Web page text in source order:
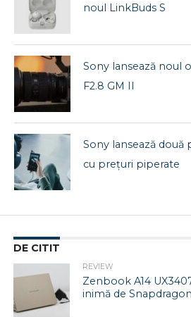
noul LinkBuds S
Sony lansează noul
F2.8 GM II
Sony lansează două
cu prețuri piperate
DE CITIT
REVIEW
Zenbook A14
inimă de Snapdragon